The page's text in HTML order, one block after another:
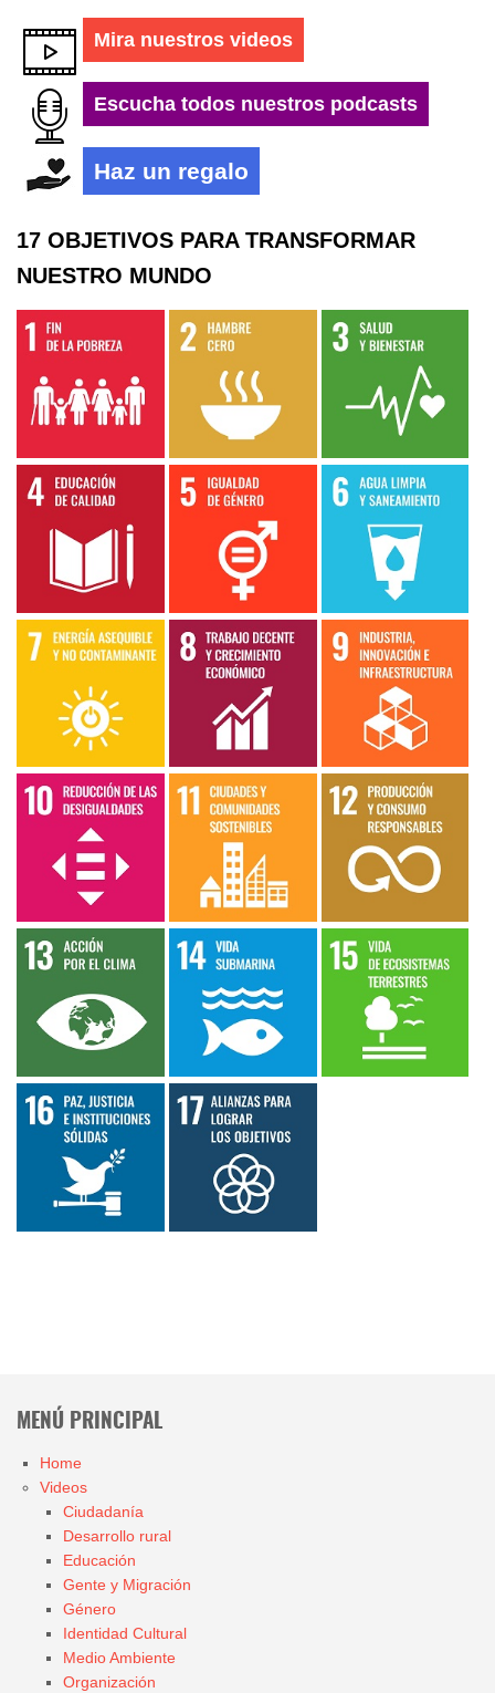
Mira nuestros videos
Escucha todos nuestros podcasts
Haz un regalo
17 OBJETIVOS PARA TRANSFORMAR
NUESTRO MUNDO
MENÚ PRINCIPAL
Home
Videos
Ciudadanía
Desarrollo rural
Educación
Gente y Migración
Género
Identidad Cultural
Medio Ambiente
Organización